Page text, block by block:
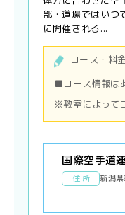
部・道場ではいつ
に開催される...
コース・料
■コース情報は
※教室によって
国際空手道
住 所 新潟